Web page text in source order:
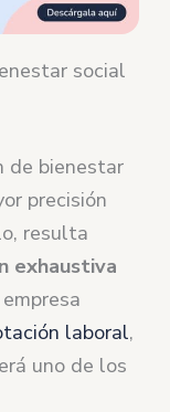
social
de bienestar
precisión
resulta
exhaustiva
laboral,
uno de los